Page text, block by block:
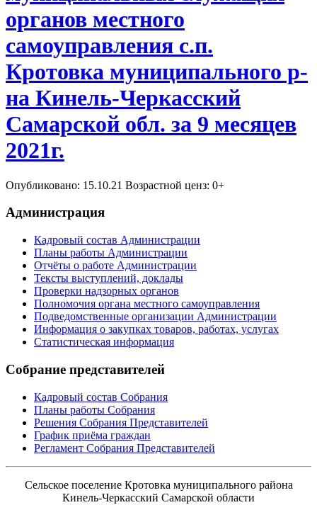
органов местного
самоуправления с.п.
Кротовка муниципального р-
на Кинель-Черкасский
Самарской обл. за 9 месяцев
2021г.
Опубликовано: 15.10.21 Возрастной ценз: 0+
Администрация
Кадровый состав Администрации
Планы работы Администрации
Отчёты о работе Администрации
Тексты выступлений, доклады
Проверки надзорных органов
Полномочия органа местного самоуправления
Подведомственные организации Администрации
Информация о закупках товаров, работах, услугах
Статистическая информация
Собрание представителей
Кадровый состав Собрания
Планы работы Собрания
Решения Собрания Представителей
График приёма граждан
Регламент Собрания Представителей
Сельское поселение Кротовка муниципального района
Кинель-Черкасский Самарской области